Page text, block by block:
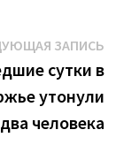
ЗАПИСЬ
сутки в
утонули
два человека